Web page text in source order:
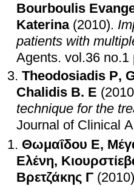
Bourboulis
Katerina (2010).
patients with
Agents.
Theodosiadis P,
Chalidis B. E
technique for the
Journal of Clinical
Θωμαΐδου Ε,
Ελένη,
Βρετζάκης Γ (2010)